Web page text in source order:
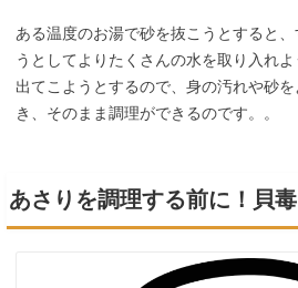
ある温度のお湯で砂を抜こうとすると
うとしてよりたくさんの水を取り入れ
出てこようとするので、身の汚れや砂
き、そのまま調理ができるのです。。
あさりを調理する前に！貝